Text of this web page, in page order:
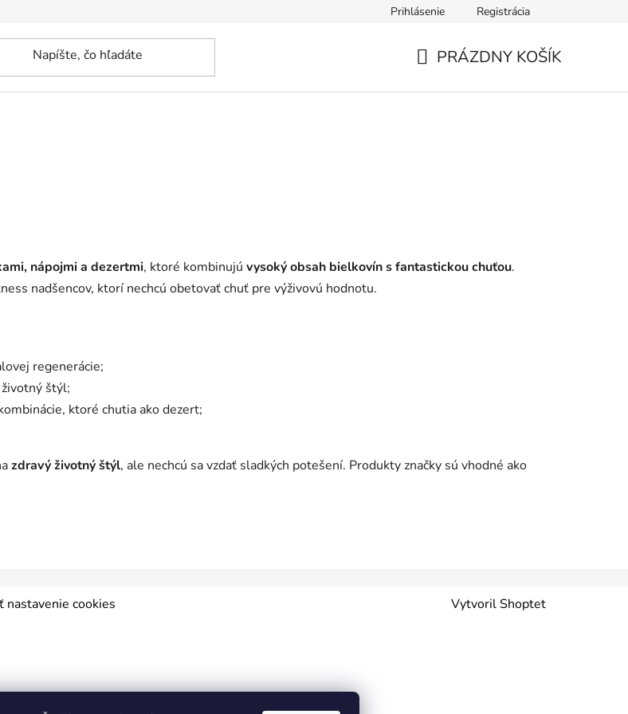
Prihlásenie Registrácia
PRÁZDNY KOŠÍK
nápojmi a dezertmi, ktoré kombinujú vysoký obsah bielkovín s fantastickou chuťou.
nadšencov, ktorí nechcú obetovať chuť pre výživovú hodnotu.
regenerácie;
štýl;
ktoré chutia ako dezert;
zdravý životný štýl, ale nechcú sa vzdať sladkých potešení. Produkty značky sú vhodné ako
Vytvoril Shoptet
nastavenie cookies